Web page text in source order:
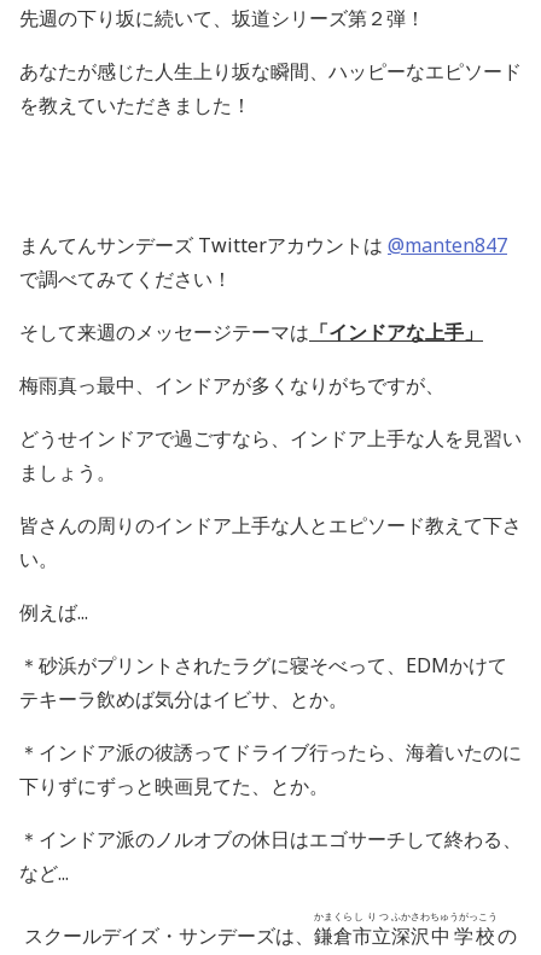
先週の下り坂に続いて、坂道シリーズ第２弾！
あなたが感じた人生上り坂な瞬間、ハッピーなエピソード
を教えていただきました！
まんてんサンデーズ Twitterアカウントは @manten847
で調べてみてください！
そして来週のメッセージテーマは 「インドアな上手」
梅雨真っ最中、インドアが多くなりがちですが、
どうせインドアで過ごすなら、インドア上手な人を見習い
ましょう。
皆さんの周りのインドア上手な人とエピソード教えて下さ
い。
例えば...
＊砂浜がプリントされたラグに寝そべって、 EDMかけて
テキーラ飲めば気分はイビサ、とか。
＊インドア派の彼誘ってドライブ行ったら、海着いたのに
下りずにずっと映画見てた、とか。
＊インドア派のノルオブの休日はエゴサーチして終わる、
など...
スクールデイズ・サンデーズは、 鎌倉
かまくら
市立
しりつ
深沢
ふかさわ
中学校
ちゅうがっこう
の